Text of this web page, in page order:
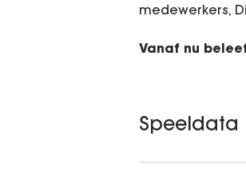
medewerkers,
Vanaf nu
Speeldata